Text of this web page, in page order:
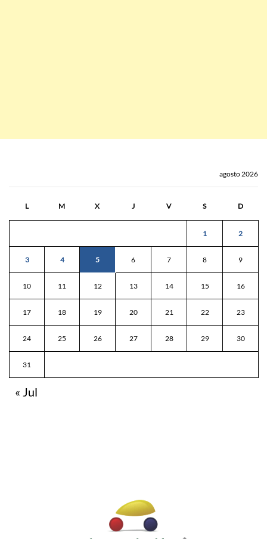
agosto 2026
L M X J V S D
1 2
3 4 5 6 7 8 9
10 11 12 13 14 15 16
17 18 19 20 21 22 23
24 25 26 27 28 29 30
31
« Jul